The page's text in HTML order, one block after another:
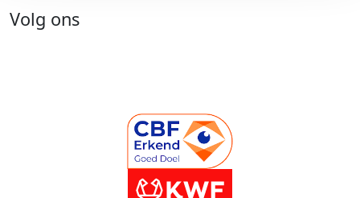
Volg ons